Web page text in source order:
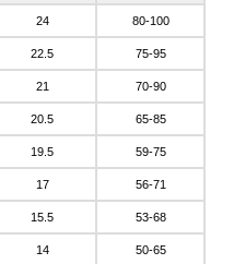
24 80-100
22.5 75-95
21 70-90
20.5 65-85
19.5 59-75
17 56-71
15.5 53-68
14 50-65